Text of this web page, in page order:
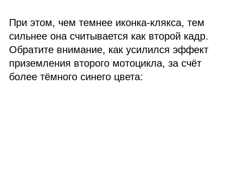
При этом, чем темнее иконка‑клякса, тем
сильнее она считывается как второй кадр.
Обратите внимание, как усилился эффект
приземления второго мотоцикла, за счёт
более тёмного синего цвета: